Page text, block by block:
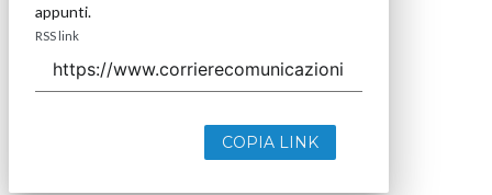
appunti.
RSS link
COPIA LINK